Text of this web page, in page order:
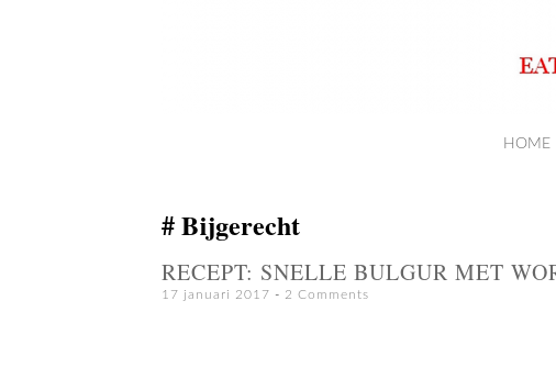
HOME
Bijgerecht
RECEPT: SNELLE BULGUR MET
17 januari 2017 2 Comments